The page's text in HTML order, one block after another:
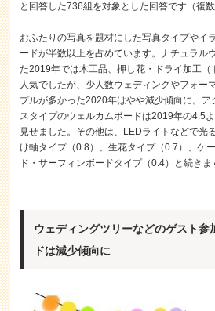
と回答した736組を対象とした回答です（複数
おふたりの写真を題材にした写真タイプやイ
ードが半数以上を占めています。ナチュラル
た2019年では木工品、押し花・ドライ加工（
人気でしたが、少人数ウェディングやフォー
プルが多かった2020年はやや減少傾向に。ア
スタイプのウェルカムボードは2019年の4.5
見せました。その他は、LEDライトなどで光
け軸タイプ（0.8）、生花タイプ（0.7）、ケ
ド・サーフィンボードタイプ（0.4）と続きま
ウェディングツリーなどのゲスト参
ドは減少傾向に